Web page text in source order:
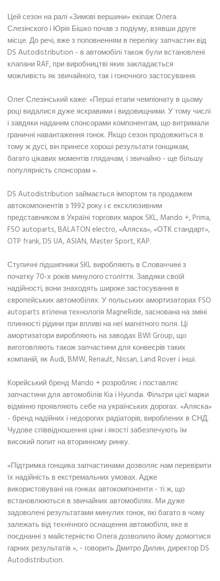
Цей сезон на ралі «Зимові вершини» екіпаж Олега
Слезінского і Юрія Бішко почав з подіуму, взявши друге
місце. До речі, вже з поповненням в переліку запчастин від
DS Autodistribution - в автомобілі також були встановлені
клапани RAF, при виробництві яких закладається
можливість як звичайного, так і гоночного застосування.
Олег Слезінський каже: «Перші етапи чемпіонату в цьому
році видалися дуже яскравими і видовищними. У тому числі
і завдяки наданим спонсорами компонентам, що витримали
граничні навантаження гонок. Якщо сезон продовжиться в
тому ж дусі, він принесе хороші результати гонщикам,
багато цікавих моментів глядачам, і звичайно - ще більшу
популярність спонсорам ».
DS Autodistribution займається імпортом та продажем
автокомпонентів з 1992 року і є ексклюзивним
представником в Україні торгових марок SKL, Mando +, Prima,
FSO autoparts, BALATON electro, «Аляска», «ОТК стандарт»,
OTP frank, DS UA, ASIAN, Master Sport, KAP.
Ступичні підшипники SKL виробляють в Словаччині з
початку 70-х років минулого століття. Завдяки своїй
надійності, вони знаходять широке застосування в
європейських автомобілях. У польських амортизаторах FSO
autoparts втілена технологія MagneRide, заснована на зміні
плинності рідини при впливі на неї магнітного поля. Ці
амортизатори виробляють на заводах BWI Group, що
виготовляють також запчастини для конвеєрів таких
компаній, як Audi, BMW, Renault, Nissan, Land Rover і інші.
Корейський бренд Mando + розробляє і поставляє
запчастини для автомобілів Kia і Hyundai. Фільтри цієї марки
відмінно проявляють себе на українських дорогах. «Аляска»
- бренд надійних і недорогих радіаторів, вироблених в СНД.
Чудове співвідношення ціни і якості забезпечують їм
високий попит на вторинному ринку.
«Підтримка гонщика запчастинами дозволяє нам перевірити
їх надійність в екстремальних умовах. Адже
використовувані на гонках автокомпоненти - ті ж, що
встановлюються в звичайних автомобілях. Ми дуже
задоволені результатами минулих гонок, які багато в чому
залежать від технічного оснащення автомобіля, яке в
поєднанні з майстерністю Олега дозволило йому домогтися
гарних результатів », - говорить Дмитро Дилин, директор DS
Autodistribution.